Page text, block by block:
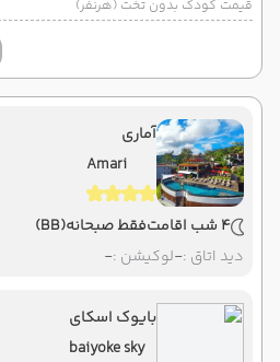
قیمت کودک بدون تخت (هرنفر)
آماری
Amari
4 شب اقامت فقط صبحانه(BB)
دید اتاق :-لوکیشن :-
بایوک اسکای
baiyoke sky